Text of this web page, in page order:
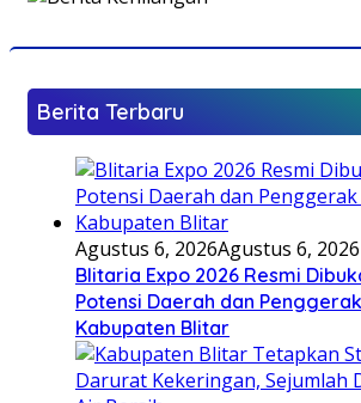
Berita Terbaru
Agustus 6, 2026Agustus 6, 2026
Blitaria Expo 2026 Resmi
Potensi Daerah dan
Kabupaten Blitar